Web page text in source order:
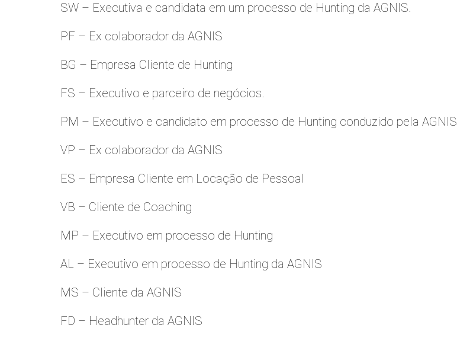
SW – Executiva e candidata em um processo de Hunting da AGNIS.
PF – Ex colaborador da AGNIS
BG – Empresa Cliente de Hunting
FS – Executivo e parceiro de negócios.
PM – Executivo e candidato em processo de Hunting conduzido pela AGNIS
VP – Ex colaborador da AGNIS
ES – Empresa Cliente em Locação de Pessoal
VB – Cliente de Coaching
MP – Executivo em processo de Hunting
AL – Executivo em processo de Hunting da AGNIS
MS – Cliente da AGNIS
FD – Headhunter da AGNIS